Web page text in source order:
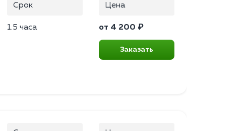
Срок
1.5 часа
Цена
от 4 200 ₽
Заказать